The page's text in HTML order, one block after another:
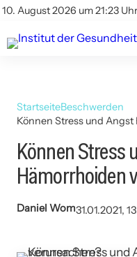
10. August 2026 um 21:23 Uhr
Kontakt
Kontakt
AGBs
StartseiteBeschwerden
Können Stress und
Können Stress
Hämorrhoiden
Daniel Wom31.01.2021,